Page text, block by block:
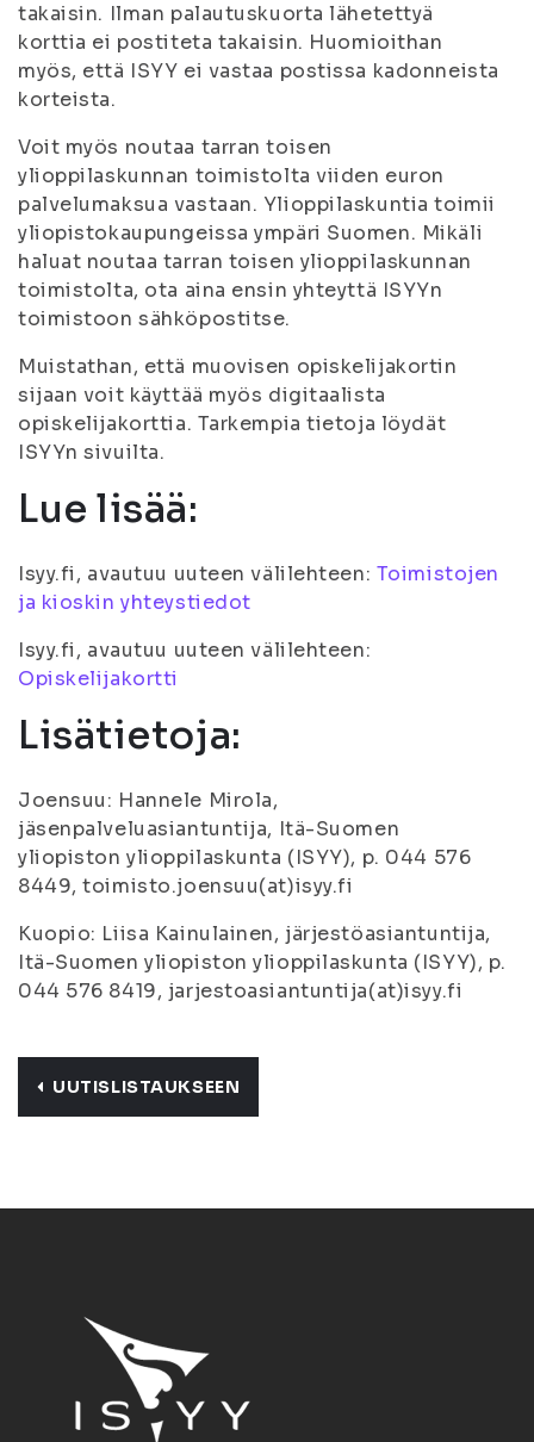
takaisin. Ilman palautuskuorta lähetettyä
korttia ei postiteta takaisin. Huomioithan
myös, että ISYY ei vastaa postissa kadonneista
korteista.
Voit myös noutaa tarran toisen
ylioppilaskunnan toimistolta viiden euron
palvelumaksua vastaan. Ylioppilaskuntia toimii
yliopistokaupungeissa ympäri Suomen. Mikäli
haluat noutaa tarran toisen ylioppilaskunnan
toimistolta, ota aina ensin yhteyttä ISYYn
toimistoon sähköpostitse.
Muistathan, että muovisen opiskelijakortin
sijaan voit käyttää myös digitaalista
opiskelijakorttia. Tarkempia tietoja löydät
ISYYn sivuilta.
Lue lisää:
Isyy.fi, avautuu uuteen välilehteen: Toimistojen
ja kioskin yhteystiedot
Isyy.fi, avautuu uuteen välilehteen:
Opiskelijakortti
Lisätietoja:
Joensuu: Hannele Mirola,
jäsenpalveluasiantuntija, Itä-Suomen
yliopiston ylioppilaskunta (ISYY), p. 044 576
8449, toimisto.joensuu(at)isyy.fi
Kuopio: Liisa Kainulainen, järjestöasiantuntija,
Itä-Suomen yliopiston ylioppilaskunta (ISYY), p.
044 576 8419, jarjestoasiantuntija(at)isyy.fi
UUTISLISTAUKSEEN